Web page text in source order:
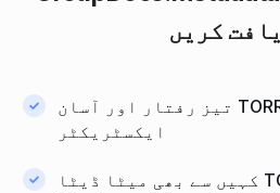
تیز رفتار اور آسان TORRENT میٹا ڈیٹا
ایکسٹریکٹر
کہیں سے بھی میٹا ڈیٹا TORRENT نکالیں - یہ